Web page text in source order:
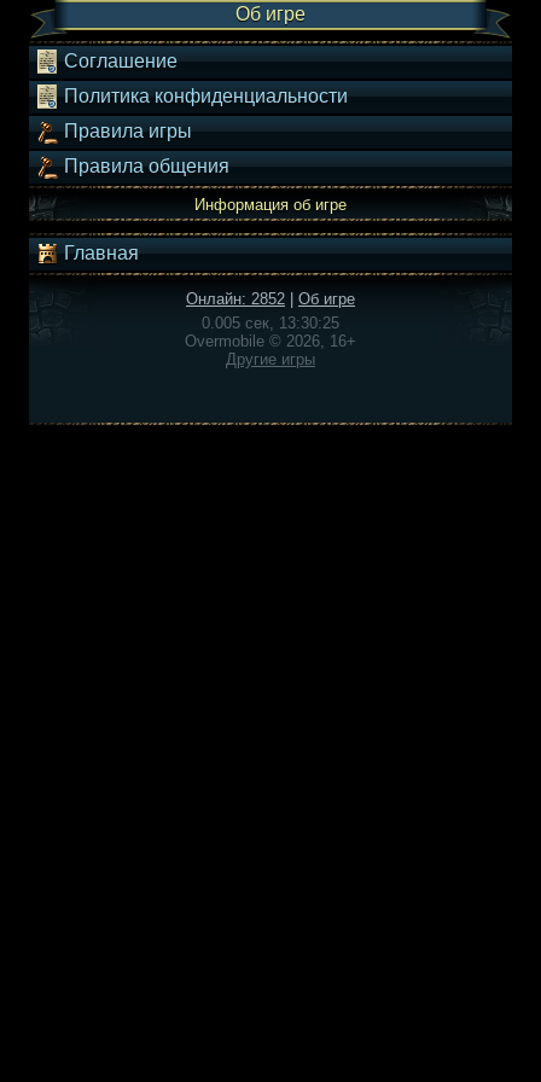
Об игре
Соглашение
Политика конфиденциальности
Правила игры
Правила общения
Информация об игре
Главная
Онлайн: 2852
Об игре
0.005 сек, 13:30:25
Overmobile © 2026, 16+
Другие игры